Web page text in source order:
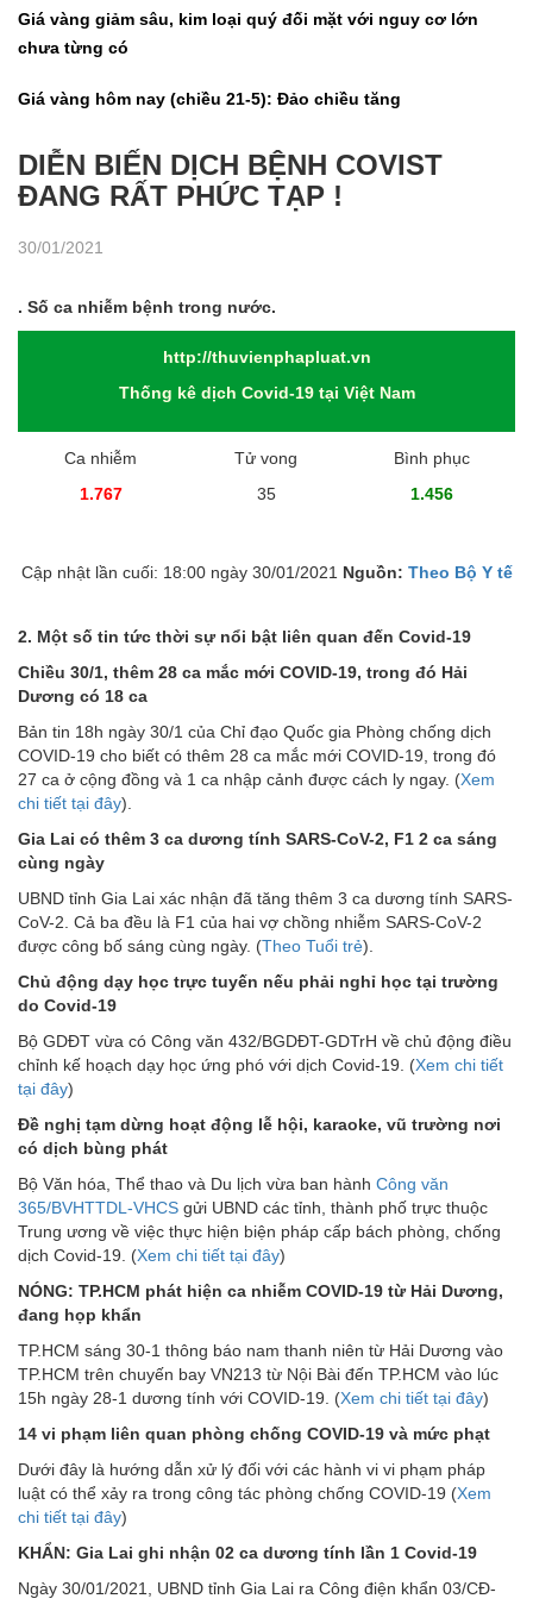
Giá vàng giảm sâu, kim loại quý đối mặt với nguy cơ lớn
chưa từng có
Giá vàng hôm nay (chiều 21-5): Đảo chiều tăng
DIỄN BIẾN DỊCH BỆNH COVIST
ĐANG RẤT PHỨC TẠP !
30/01/2021
. Số ca nhiễm bệnh trong nước.
http://thuvienphapluat.vn
Thống kê dịch Covid-19 tại Việt Nam
Ca nhiễm
1.767
Tử vong
35
Bình phục
1.456
Cập nhật lần cuối: 18:00 ngày 30/01/2021 Nguồn: Theo Bộ Y tế
2. Một số tin tức thời sự nổi bật liên quan đến Covid-19
Chiều 30/1, thêm 28 ca mắc mới COVID-19, trong đó Hải
Dương có 18 ca
Bản tin 18h ngày 30/1 của Chỉ đạo Quốc gia Phòng chống dịch
COVID-19 cho biết có thêm 28 ca mắc mới COVID-19, trong đó
27 ca ở cộng đồng và 1 ca nhập cảnh được cách ly ngay. (Xem
chi tiết tại đây).
Gia Lai có thêm 3 ca dương tính SARS-CoV-2, F1 2 ca sáng
cùng ngày
UBND tỉnh Gia Lai xác nhận đã tăng thêm 3 ca dương tính SARS-
CoV-2. Cả ba đều là F1 của hai vợ chồng nhiễm SARS-CoV-2
được công bố sáng cùng ngày. (Theo Tuổi trẻ).
Chủ động dạy học trực tuyến nếu phải nghỉ học tại trường
do Covid-19
Bộ GDĐT vừa có Công văn 432/BGDĐT-GDTrH về chủ động điều
chỉnh kế hoạch dạy học ứng phó với dịch Covid-19. (Xem chi tiết
tại đây)
Đề nghị tạm dừng hoạt động lễ hội, karaoke, vũ trường nơi
có dịch bùng phát
Bộ Văn hóa, Thể thao và Du lịch vừa ban hành Công văn
365/BVHTTDL-VHCS gửi UBND các tỉnh, thành phố trực thuộc
Trung ương về việc thực hiện biện pháp cấp bách phòng, chống
dịch Covid-19. (Xem chi tiết tại đây)
NÓNG: TP.HCM phát hiện ca nhiễm COVID-19 từ Hải Dương,
đang họp khẩn
TP.HCM sáng 30-1 thông báo nam thanh niên từ Hải Dương vào
TP.HCM trên chuyến bay VN213 từ Nội Bài đến TP.HCM vào lúc
15h ngày 28-1 dương tính với COVID-19. (Xem chi tiết tại đây)
14 vi phạm liên quan phòng chống COVID-19 và mức phạt
Dưới đây là hướng dẫn xử lý đối với các hành vi vi phạm pháp
luật có thể xảy ra trong công tác phòng chống COVID-19 (Xem
chi tiết tại đây)
KHẨN: Gia Lai ghi nhận 02 ca dương tính lần 1 Covid-19
Ngày 30/01/2021, UBND tỉnh Gia Lai ra Công điện khẩn 03/CĐ-